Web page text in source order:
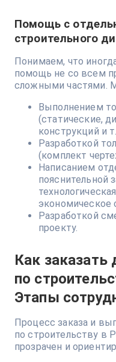
Помощь с
строительного
Понимаем, что
помощь не со всем
сложными частями.
Выполнением
(статические,
конструкций и
Разработкой
(комплект
Написанием
пояснительной
экономическое
Разработкой
проекту.
Как
по
Этапы
Процесс заказа и
по строительству в
прозрачен и